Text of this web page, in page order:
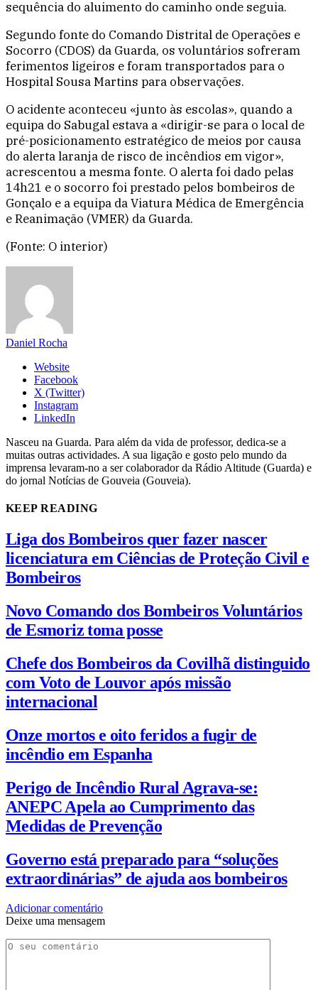
sequência do aluimento do caminho onde seguia.
Segundo fonte do Comando Distrital de Operações e
Socorro (CDOS) da Guarda, os voluntários sofreram
ferimentos ligeiros e foram transportados para o
Hospital Sousa Martins para observações.
O acidente aconteceu «junto às escolas», quando a
equipa do Sabugal estava a «dirigir-se para o local de
pré-posicionamento estratégico de meios por causa
do alerta laranja de risco de incêndios em vigor»,
acrescentou a mesma fonte. O alerta foi dado pelas
14h21 e o socorro foi prestado pelos bombeiros de
Gonçalo e a equipa da Viatura Médica de Emergência
e Reanimação (VMER) da Guarda.
(Fonte: O interior)
Daniel Rocha
Website
Facebook
X (Twitter)
Instagram
LinkedIn
Nasceu na Guarda. Para além da vida de professor, dedica-se a
muitas outras actividades. A sua ligação e gosto pelo mundo da
imprensa levaram-no a ser colaborador da Rádio Altitude (Guarda) e
do jornal Notícias de Gouveia (Gouveia).
KEEP READING
Liga dos Bombeiros quer fazer nascer
licenciatura em Ciências de Proteção Civil e
Bombeiros
Novo Comando dos Bombeiros Voluntários
de Esmoriz toma posse
Chefe dos Bombeiros da Covilhã distinguido
com Voto de Louvor após missão
internacional
Onze mortos e oito feridos a fugir de
incêndio em Espanha
Perigo de Incêndio Rural Agrava-se:
ANEPC Apela ao Cumprimento das
Medidas de Prevenção
Governo está preparado para “soluções
extraordinárias” de ajuda aos bombeiros
Adicionar comentário
Deixe uma mensagem